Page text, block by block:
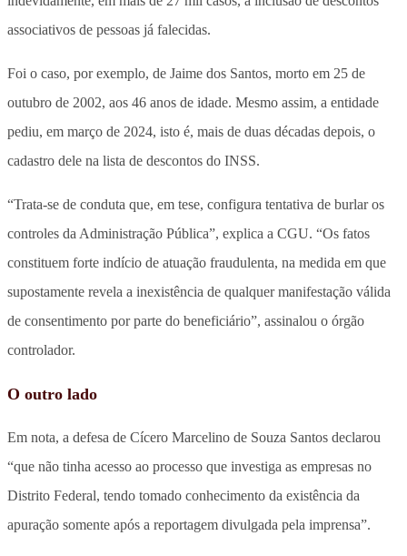
associativos de pessoas já falecidas.
Foi o caso, por exemplo, de Jaime dos Santos, morto em 25 de
outubro de 2002, aos 46 anos de idade. Mesmo assim, a entidade
pediu, em março de 2024, isto é, mais de duas décadas depois, o
cadastro dele na lista de descontos do INSS.
“Trata-se de conduta que, em tese, configura tentativa de burlar os
controles da Administração Pública”, explica a CGU. “Os fatos
constituem forte indício de atuação fraudulenta, na medida em que
supostamente revela a inexistência de qualquer manifestação válida
de consentimento por parte do beneficiário”, assinalou o órgão
controlador.
O outro lado
Em nota, a defesa de Cícero Marcelino de Souza Santos declarou
“que não tinha acesso ao processo que investiga as empresas no
Distrito Federal, tendo tomado conhecimento da existência da
apuração somente após a reportagem divulgada pela imprensa”.